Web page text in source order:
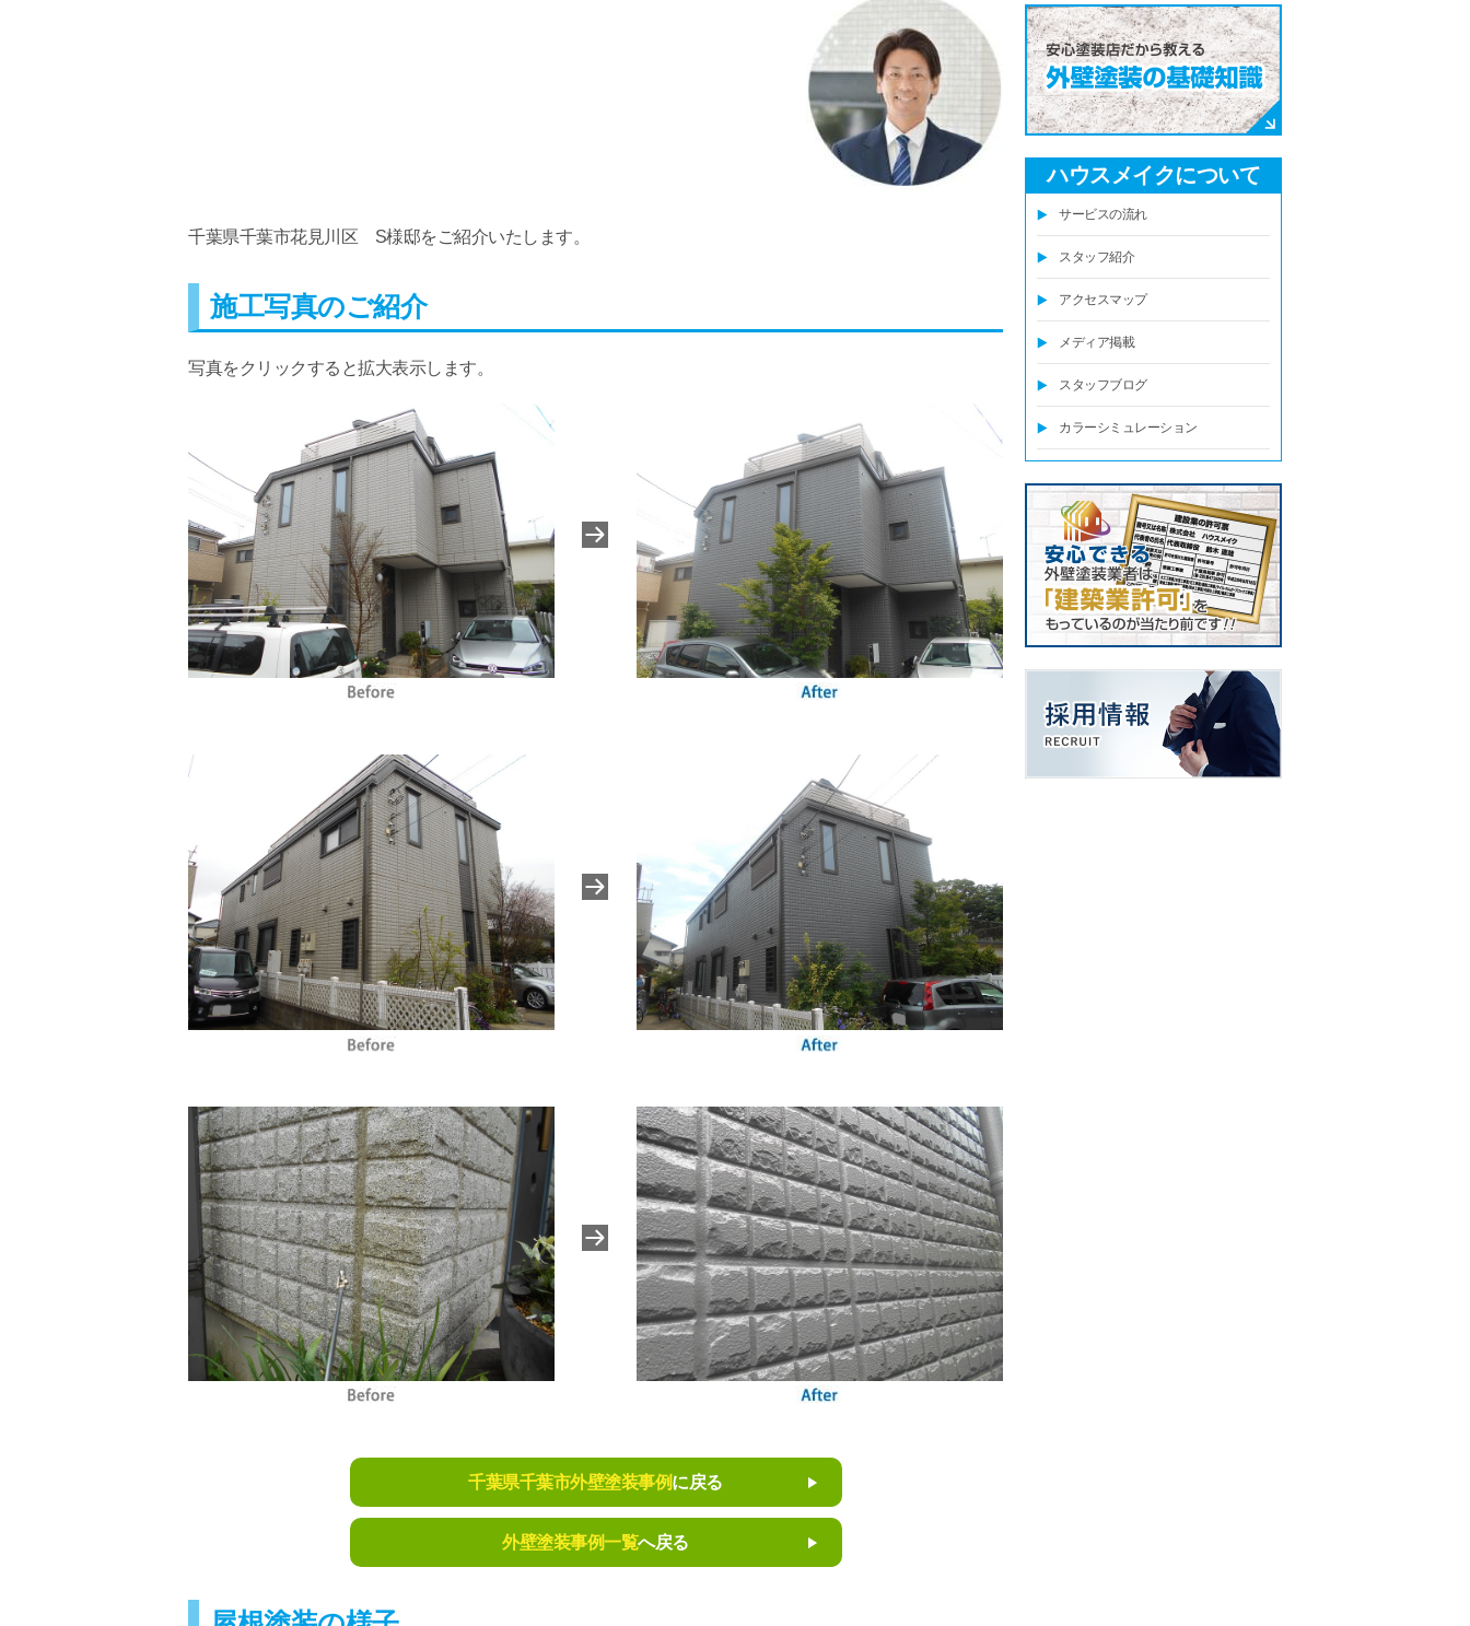
千葉県千葉市花見川区 S様邸をご紹介いたします。
施工写真のご紹介
写真をクリックすると拡大表示します。
千葉県千葉市外壁塗装事例に戻る
外壁塗装事例一覧へ戻る
ハウスメイクについて
サービスの流れ
スタッフ紹介
アクセスマップ
メディア掲載
スタッフブログ
カラーシミュレーション